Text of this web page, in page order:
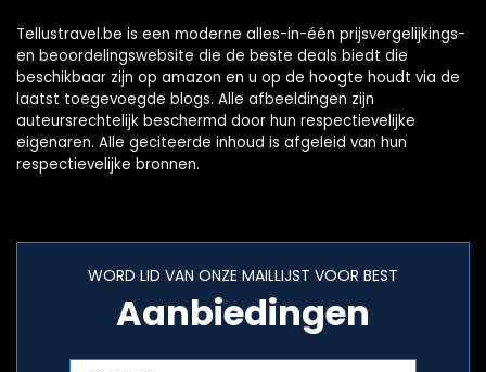
Tellustravel.be is een moderne alles-in-één prijsvergelijkings-
en beoordelingswebsite die de beste deals biedt die
beschikbaar zijn op amazon en u op de hoogte houdt via de
laatst toegevoegde blogs. Alle afbeeldingen zijn
auteursrechtelijk beschermd door hun respectievelijke
eigenaren. Alle geciteerde inhoud is afgeleid van hun
respectievelijke bronnen.
WORD LID VAN ONZE MAILLIJST VOOR BEST
Aanbiedingen